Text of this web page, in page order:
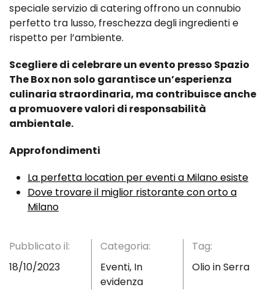
speciale servizio di catering offrono un connubio
perfetto tra lusso, freschezza degli ingredienti e
rispetto per l’ambiente.
Scegliere di celebrare un evento presso Spazio
The Box non solo garantisce un’esperienza
culinaria straordinaria, ma contribuisce anche
a promuovere valori di responsabilità
ambientale.
Approfondimenti
La perfetta location per eventi a Milano esiste
Dove trovare il miglior ristorante con orto a
Milano
Pubblicato il:
18/10/2023
Categoria:
Eventi, In
evidenza
Tag:
Olio in Serra